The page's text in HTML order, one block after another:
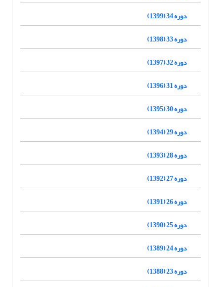
دوره 34 (1399)
دوره 33 (1398)
دوره 32 (1397)
دوره 31 (1396)
دوره 30 (1395)
دوره 29 (1394)
دوره 28 (1393)
دوره 27 (1392)
دوره 26 (1391)
دوره 25 (1390)
دوره 24 (1389)
دوره 23 (1388)